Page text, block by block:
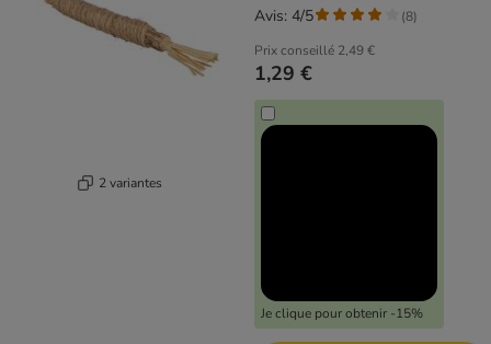
2 variantes
Prix conseillé 2,49 €
1,29 €
Je clique pour obtenir -15%
Avis: 4/5 (8)